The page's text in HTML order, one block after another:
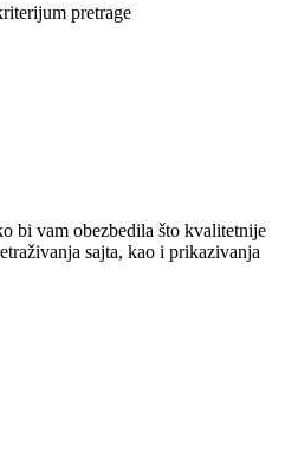
pretrage
bi vam obezbedila što kvalitetnije
sajta, kao i prikazivanja